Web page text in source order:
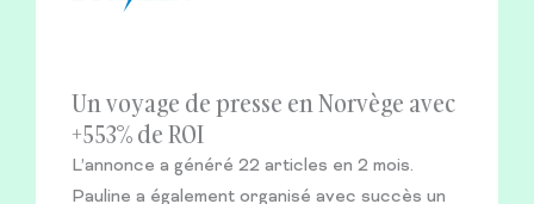
Un voyage de presse en Norvège avec
+553% de ROI
L’annonce a généré 22 articles en 2 mois.
Pauline a également organisé avec succès un